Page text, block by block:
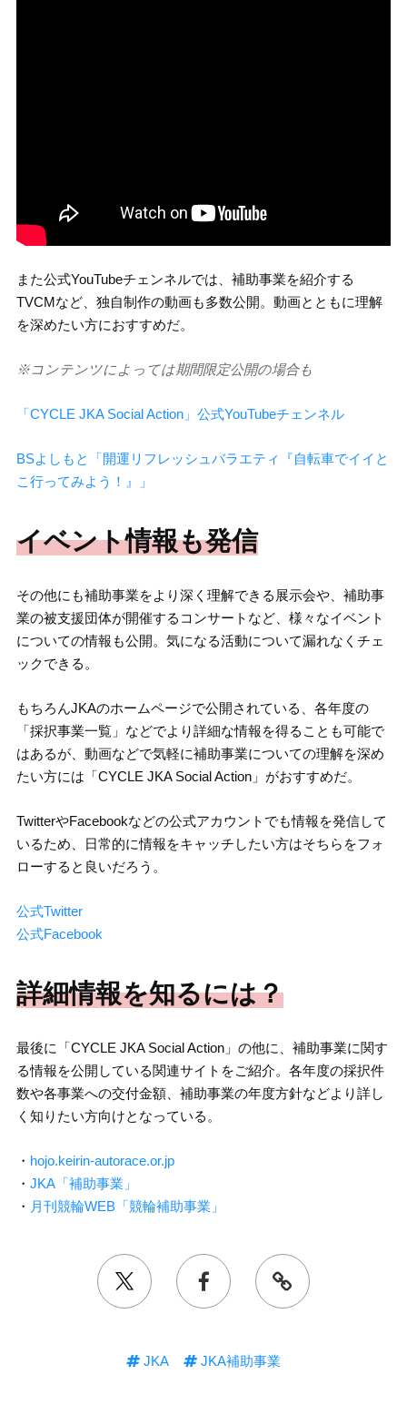
また公式YouTubeチェンネルでは、補助事業を紹介する
TVCMなど、独自制作の動画も多数公開。動画とともに理解
を深めたい方におすすめだ。
※コンテンツによっては期間限定公開の場合も
「CYCLE JKA Social Action」公式YouTubeチェンネル
BSよしもと「開運リフレッシュバラエティ『自転車でイイと
こ行ってみよう！』」
イベント情報も発信
その他にも補助事業をより深く理解できる展示会や、補助事
業の被支援団体が開催するコンサートなど、様々なイベント
についての情報も公開。気になる活動について漏れなくチェ
ックできる。
もちろんJKAのホームページで公開されている、各年度の
「採択事業一覧」などでより詳細な情報を得ることも可能で
はあるが、動画などで気軽に補助事業についての理解を深め
たい方には「CYCLE JKA Social Action」がおすすめだ。
TwitterやFacebookなどの公式アカウントでも情報を発信して
いるため、日常的に情報をキャッチしたい方はそちらをフォ
ローすると良いだろう。
公式Twitter
公式Facebook
詳細情報を知るには？
最後に「CYCLE JKA Social Action」の他に、補助事業に関す
る情報を公開している関連サイトをご紹介。各年度の採択件
数や各事業への交付金額、補助事業の年度方針などより詳し
く知りたい方向けとなっている。
・ hojo.keirin-autorace.or.jp
・ JKA「補助事業」
・ 月刊競輪WEB「競輪補助事業」
JKA JKA補助事業